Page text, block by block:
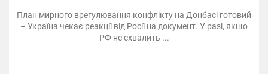
План мирного врегулювання конфлікту на Донбасі готовий
– Україна чекає реакції від Росії на документ. У разі, якщо
РФ не схвалить ...